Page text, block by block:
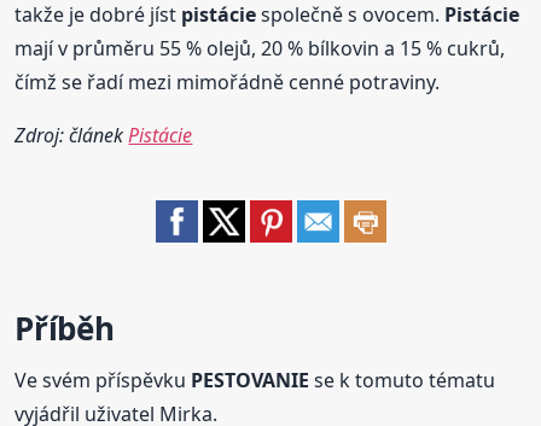
takže je dobré jíst pistáciespolečně s ovocem. Pistácie
mají v průměru 55 % olejů, 20 % bílkovin a 15 % cukrů,
čímž se řadí mezi mimořádně cenné potraviny.
Zdroj: článekPistácie
Příběh
Ve svém příspěvku PESTOVANIE se k tomuto tématu
vyjádřil uživatel Mirka.